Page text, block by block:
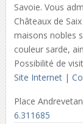
Savoie. Vous
Châteaux de
maisons nobles
couleur sarde,
Possibilité de
Site Internet|
Place
6.311685